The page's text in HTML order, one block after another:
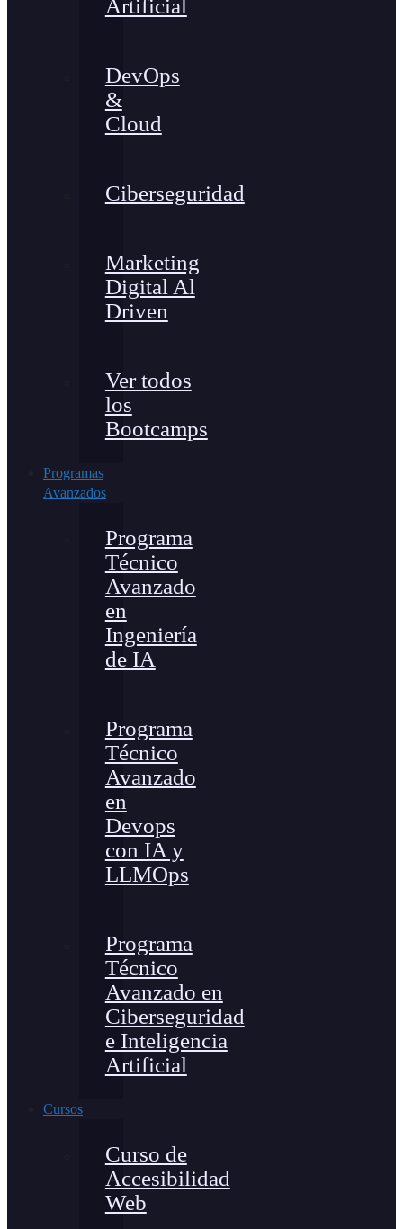
Artificial
DevOps
&
Cloud
Ciberseguridad
Marketing
Digital Al
Driven
Ver todos
los
Bootcamps
Programas
Avanzados
Programa
Técnico
Avanzado
en
Ingeniería
de IA
Programa
Técnico
Avanzado
en
Devops
con IA y
LLMOps
Programa
Técnico
Avanzado en
Ciberseguridad
e Inteligencia
Artificial
Cursos
Curso de
Accesibilidad
Web